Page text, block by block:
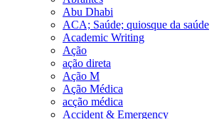
Abu Dhabi
ACA; Saúde; quiosque da saúde
Academic Writing
Ação
ação direta
Ação M
Ação Médica
acção médica
Accident & Emergency